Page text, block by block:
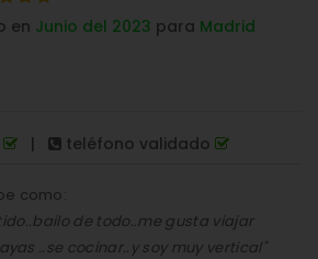
en Junio del 2023 para Madrid
| teléfono validado
como:
de todo..me gusta viajar
..se cocinar..y soy muy vertical"